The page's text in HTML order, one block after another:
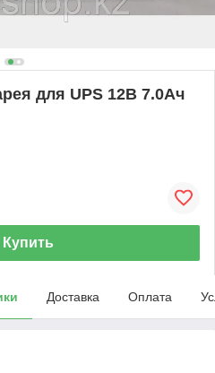
для UPS 12В 7.0Ач
Купить
Доставка Оплата